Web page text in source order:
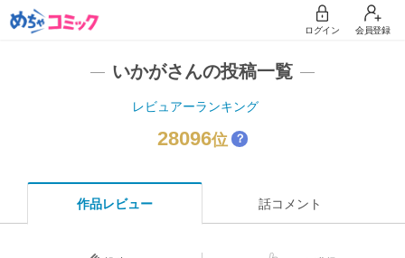
ログイン 会員登録
いかがさんの投稿一覧
レビュアーランキング
28096位 ？
作品レビュー 話コメント